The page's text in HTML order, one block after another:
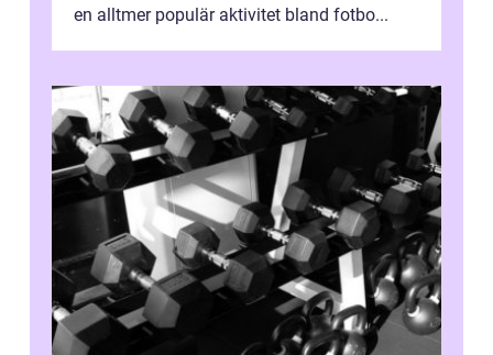
en alltmer populär aktivitet bland fotbo...